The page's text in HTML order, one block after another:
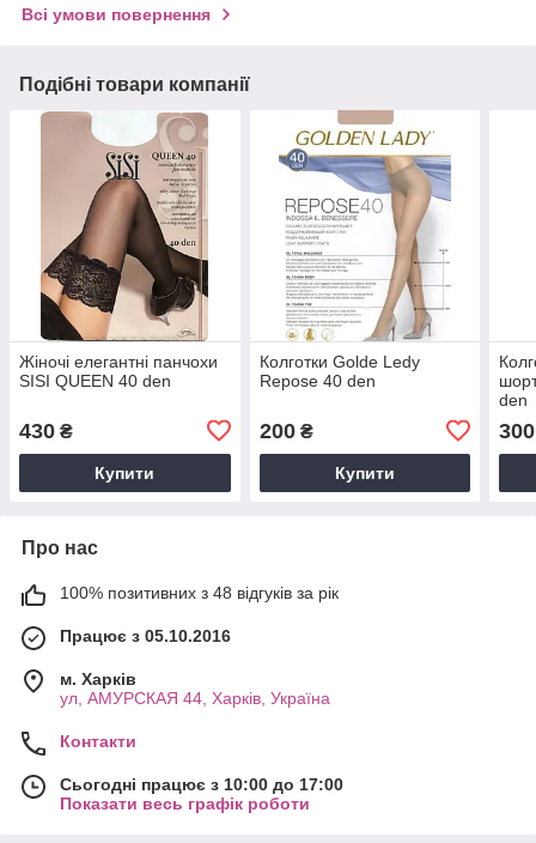
Всі умови повернення
Подібні товари компанії
Жіночі елегантні панчохи
SISI QUEEN 40 den
430 ₴
Купити
Колготки Golde Ledy
Repose 40 den
200₴
Купити
den
300
Про нас
100% позитивних з 48 відгуків за рік
Працює з 05.10.2016
м. Харків
ул, АМУРСКАЯ 44, Харків, Україна
Контакти
Сьогодні працює з 10:00 до 17:00
Показати весь графік роботи